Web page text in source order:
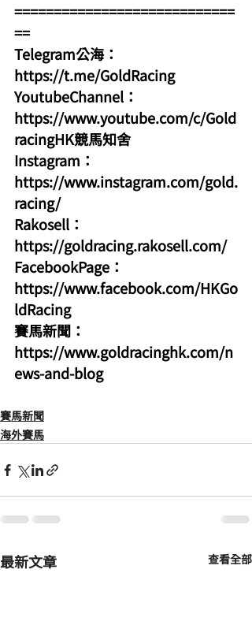
============================
==
Telegram公海：
https://t.me/GoldRacing
YoutubeChannel：
https://www.youtube.com/c/Gold
racingHK競馬知舍
Instagram：
https://www.instagram.com/gold.
racing/
Rakosell：
https://goldracing.rakosell.com/
FacebookPage：
https://www.facebook.com/HKGo
ldRacing
賽馬新聞：
https://www.goldracinghk.com/n
ews-and-blog
賽馬新聞
海外賽馬
最新文章 查看全部